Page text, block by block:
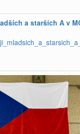
a starších A v